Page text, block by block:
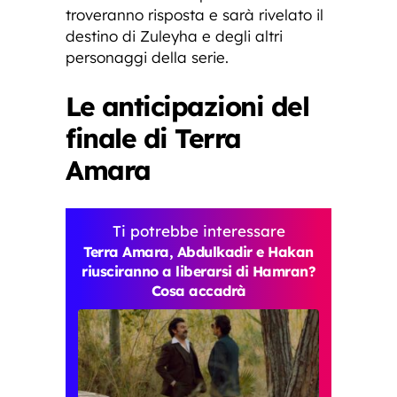
troveranno risposta e sarà rivelato il
destino di Zuleyha e degli altri
personaggi della serie.
Le anticipazioni del
finale di Terra
Amara
Ti potrebbe interessare
Terra Amara, Abdulkadir e Hakan
riusciranno a liberarsi di Hamran?
Cosa accadrà